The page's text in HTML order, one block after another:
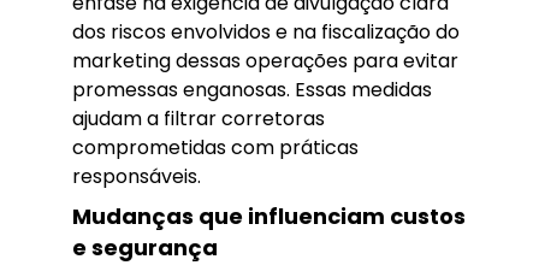
dos riscos envolvidos e na fiscalização do
marketing dessas operações para evitar
promessas enganosas. Essas medidas
ajudam a filtrar corretoras
comprometidas com práticas
responsáveis.
Mudanças que influenciam custos
e segurança